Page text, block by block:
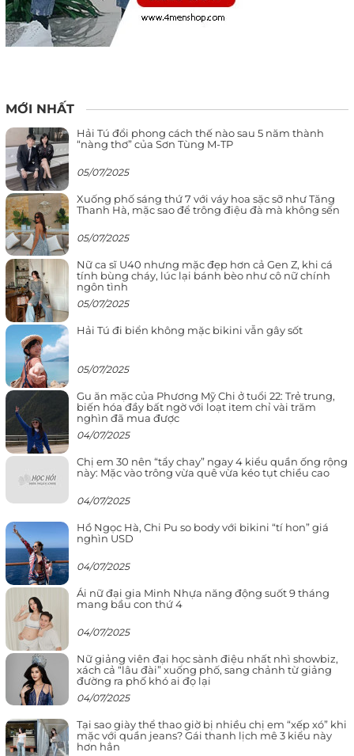
MỚI NHẤT
Hải Tú đổi phong cách thế nào sau 5 năm thành
“nàng thơ” của Sơn Tùng M-TP
05/07/2025
Xuống phố sáng thứ 7 với váy hoa sặc sỡ như Tăng
Thanh Hà, mặc sao để trông điệu đà mà không sến
05/07/2025
Nữ ca sĩ U40 nhưng mặc đẹp hơn cả Gen Z, khi cá
tính bùng cháy, lúc lại bánh bèo như cô nữ chính
ngôn tình
05/07/2025
Hải Tú đi biển không mặc bikini vẫn gây sốt
05/07/2025
Gu ăn mặc của Phương Mỹ Chi ở tuổi 22: Trẻ trung,
biến hóa đầy bất ngờ với loạt item chỉ vài trăm
nghìn đã mua được
04/07/2025
Chị em 30 nên “tẩy chay” ngay 4 kiểu quần ống rộng
này: Mặc vào trông vừa quê vừa kéo tụt chiều cao
04/07/2025
Hồ Ngọc Hà, Chi Pu so body với bikini “tí hon” giá
nghìn USD
04/07/2025
Ái nữ đại gia Minh Nhựa năng động suốt 9 tháng
mang bầu con thứ 4
04/07/2025
Nữ giảng viên đại học sành điệu nhất nhì showbiz,
xách cả “lâu đài” xuống phố, sang chảnh từ giảng
đường ra phố khó ai đọ lại
04/07/2025
Tại sao giày thể thao giờ bị nhiều chị em “xếp xó” khi
mặc với quần jeans? Gái thanh lịch mê 3 kiểu này
hơn hẳn